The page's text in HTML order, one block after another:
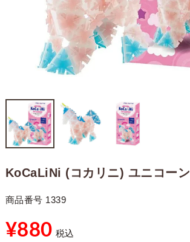
KoCaLiNi (コカリニ) ユニコーン
商品番号 1339
¥880 税込